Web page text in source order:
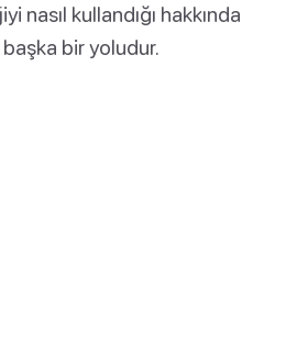
nasıl kullandığı hakkında
bir yoludur.